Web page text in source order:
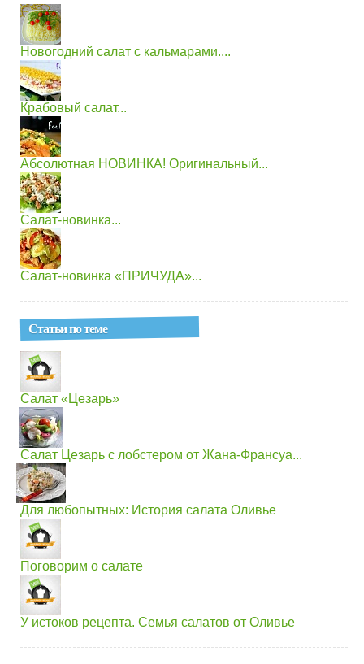
Новогодний салат с кальмарами....
Крабовый салат...
Абсолютная НОВИНКА! Оригинальный...
Салат-новинка...
Салат-новинка «ПРИЧУДА»...
Статьи по теме
Салат «Цезарь»
Салат Цезарь с лобстером от Жана-Франсуа...
Для любопытных: История салата Оливье
Поговорим о салате
У истоков рецепта. Семья салатов от Оливье